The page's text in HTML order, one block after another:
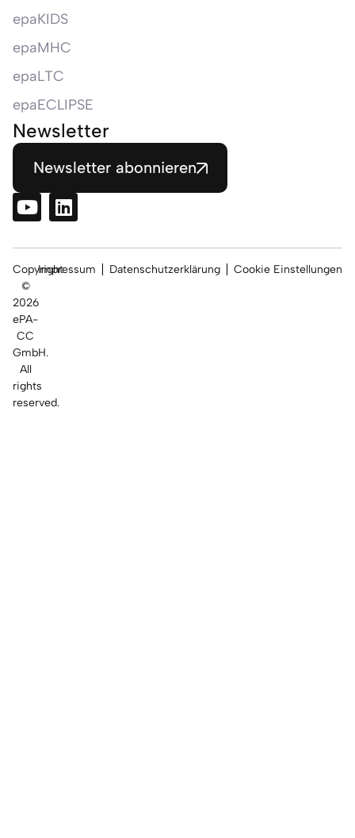
epaKIDS
epaMHC
epaLTC
epaECLIPSE
Newsletter
Newsletter abonnieren
Copyright
©
2026
ePA-
CC
GmbH.
All
rights
reserved.
Impressum Datenschutzerklärung Cookie Einstellungen